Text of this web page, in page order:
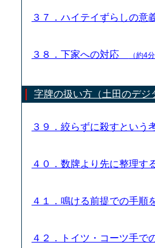
３７．ハイテイずらしの意
３８．下家への対応 （約4
字牌の扱い方（土田のデジ
３９．絞らずに殺すという
４０．数牌より先に整理す
４１．鳴ける前提での手順
４２．トイツ・コーツ手で